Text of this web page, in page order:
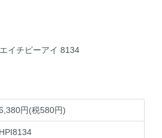
イチピーアイ 8134
円(税580円)
HPI8134